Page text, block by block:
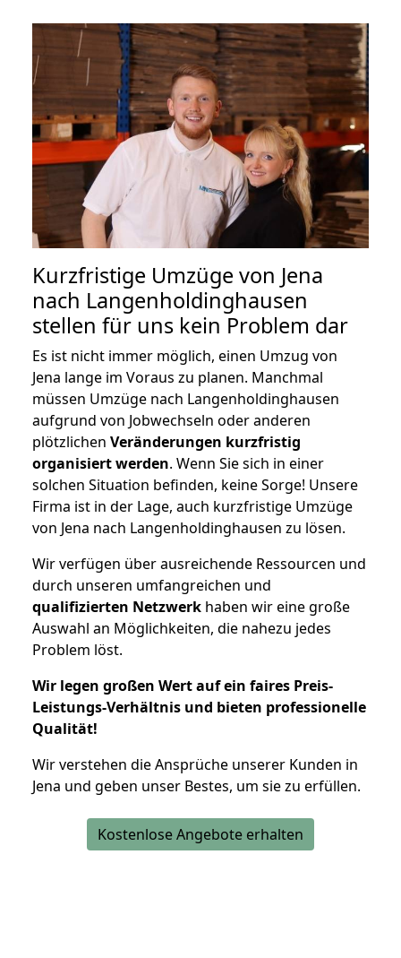
Kurzfristige Umzüge von Jena
nach Langenholdinghausen
stellen für uns kein Problem dar
Es ist nicht immer möglich, einen Umzug von
Jena lange im Voraus zu planen. Manchmal
müssen Umzüge nach Langenholdinghausen
aufgrund von Jobwechseln oder anderen
plötzlichen Veränderungen kurzfristig
organisiert werden. Wenn Sie sich in einer
solchen Situation befinden, keine Sorge! Unsere
Firma ist in der Lage, auch kurzfristige Umzüge
von Jena nach Langenholdinghausen zu lösen.
Wir verfügen über ausreichende Ressourcen und
durch unseren umfangreichen und
qualifizierten Netzwerk haben wir eine große
Auswahl an Möglichkeiten, die nahezu jedes
Problem löst.
Wir legen großen Wert auf ein faires Preis-
Leistungs-Verhältnis und bieten professionelle
Qualität!
Wir verstehen die Ansprüche unserer Kunden in
Jena und geben unser Bestes, um sie zu erfüllen.
Kostenlose Angebote erhalten